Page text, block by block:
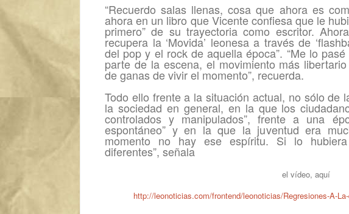
“Recuerdo salas llenas, cosa que ahora es
ahora en un libro que Vicente confiesa que le
primero” de su trayectoria como escritor.
recupera la ‘Movida’ leonesa a través de
del pop y el rock de aquella época”. “Me lo
parte de la escena, el movimiento más
de ganas de vivir el momento”, recuerda.
Todo ello frente a la situación actual, no sólo de
la sociedad en general, en la que los
controlados y manipulados”, frente a una
espontáneo” y en la que la juventud era
momento no hay ese espíritu. Si lo hubiera
diferentes”, señala
el vídeo, aquí
http://leonoticias.com/frontend/leonoticias/Regresiones-A-